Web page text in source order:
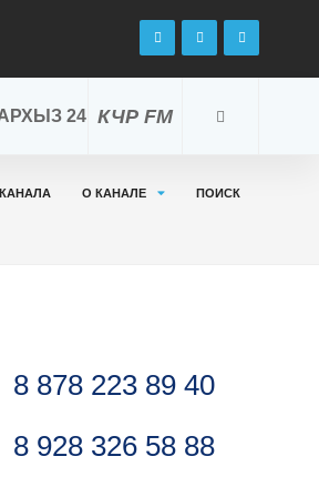
КЧР FM
24
О КАНАЛЕ
ПОИСК
8 878 223 89 40
8 928 326 58 88